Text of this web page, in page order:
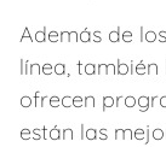
Además de
línea,
ofrecen
están las